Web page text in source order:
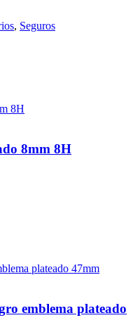
, Seguros
8mm 8H
emblema plateado